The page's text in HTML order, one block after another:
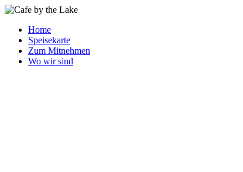
Home
Speisekarte
Zum Mitnehmen
Wo wir sind